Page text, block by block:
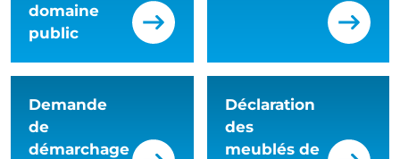
domaine
public
Demande
de
démarchage
Déclaration
des
meublés de